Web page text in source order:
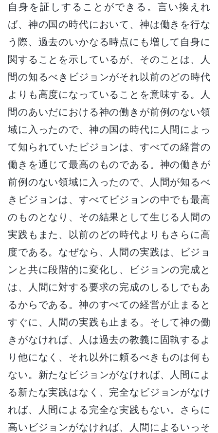
自身を証しすることができる。言い換えれ
ば、神の国の時代において、神は働きを行な
う際、過去のいかなる時点にも増して自身に
関することを示しているが、そのことは、人
間の知るべきビジョンがそれ以前のどの時代
よりも高度になっていることを意味する。人
間のあいだにおける神の働きが前例のない領
域に入ったので、神の国の時代に人間によっ
て知られていたビジョンは、すべての経営の
働きを通じて最高のものである。神の働きが
前例のない領域に入ったので、人間が知るべ
きビジョンは、すべてビジョンの中でも最高
のものとなり、その結果として生じる人間の
実践もまた、以前のどの時代よりもさらに高
度である。なぜなら、人間の実践は、ビジョ
ンと共に段階的に変化し、ビジョンの完成と
は、人間に対する要求の完成のしるしでもあ
るからである。神のすべての経営が止まると
すぐに、人間の実践も止まる。そして神の働
きがなければ、人は過去の教義に固執するよ
り他になく、それ以外に頼るべきものは何も
ない。新たなビジョンがなければ、人間によ
る新たな実践はなく、完全なビジョンがなけ
れば、人間による完全な実践もない。さらに
高いビジョンがなければ、人間によるいっそ